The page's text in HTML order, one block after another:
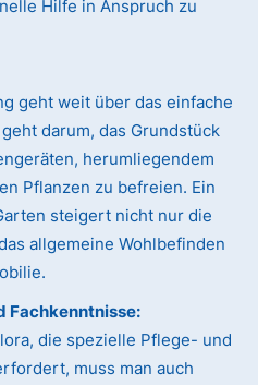
Hilfe in Anspruch zu
geht weit über das einfache
darum, das Grundstück
herumliegendem
Pflanzen zu befreien. Ein
steigert nicht nur die
allgemeine Wohlbefinden
Fachkenntnisse:
die spezielle Pflege- und
muss man auch